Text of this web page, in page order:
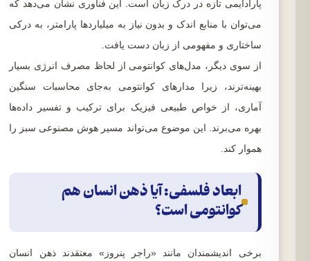
پارادایمی تازه در درک زبان است. این فناوری نشان می‌دهد که
می‌توان با منابع اندک و بدون نیاز به میلیاردها پارامتر، به درکی
ساختاری و مفهومی از زبان دست یافت.
از سوی دیگر، مدل‌های کوانتومی از لحاظ مصرف انرژی بسیار
بهینه‌ترند، زیرا مدارهای کوانتومی به‌جای محاسبات سنگین
آماری، از خواص طبیعی فیزیک برای ترکیب و تفسیر داده‌ها
بهره می‌برند. این موضوع می‌تواند مسیر هوش مصنوعی سبز را
هموار کند.
ابعاد فلسفی: آیا ذهن انسان هم
کوانتومی است؟
برخی اندیشمندان مانند «راجر پنروز» معتقدند ذهن انسان